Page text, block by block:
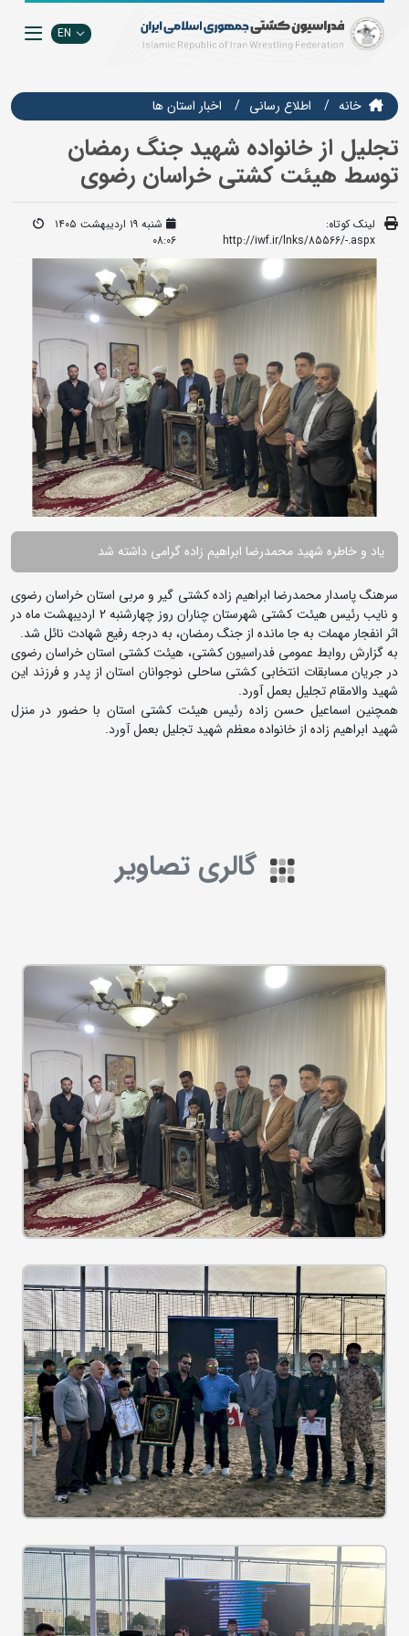
EN
خانه اطلاع رسانی اخبار استان ها
تجلیل از خانواده شهید جنگ رمضان
توسط هیئت کشتی خراسان رضوی
لینک کوتاه:
http://iwf.ir/lnks/85566/-.aspx
شنبه ۱۹ اردیبهشت ۱۴۰۵
08:06
یاد و خاطره شهید محمدرضا ابراهیم زاده گرامی داشته شد
سرهنگ پاسدار محمدرضا ابراهیم زاده کشتی گیر و مربی استان خراسان رضوی
و نایب رئیس هیئت کشتی شهرستان چناران روز چهارشنبه 2 اردیبهشت ماه در
اثر انفجار مهمات به جا مانده از جنگ رمضان، به درجه رفیع شهادت نائل شد.
به گزارش روابط عمومی فدراسیون کشتی، هیئت کشتی استان خراسان رضوی
در جریان مسابقات انتخابی کشتی ساحلی نوجوانان استان از پدر و فرزند این
شهید والامقام تجلیل بعمل آورد.
همچنین اسماعیل حسن زاده رئیس هیئت کشتی استان با حضور در منزل
شهید ابراهیم زاده از خانواده معظم شهید تجلیل بعمل آورد.
گالری تصاویر